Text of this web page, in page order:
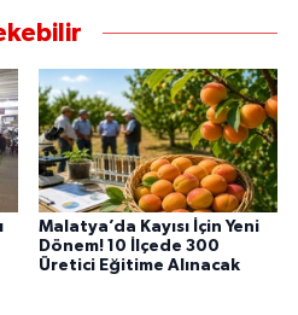
Malatya’da Kayısı İçin Yeni
Dönem! 10 İlçede 300
Üretici Eğitime Alınacak